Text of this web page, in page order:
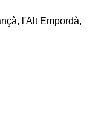
l'Alt Empordà,